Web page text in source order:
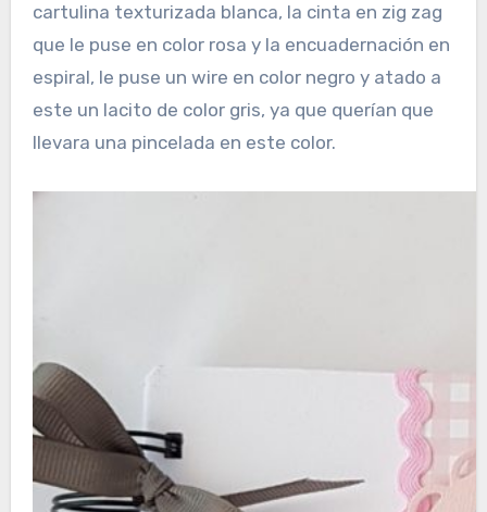
cartulina texturizada blanca, la cinta en zig zag
que le puse en color rosa y la encuadernación en
espiral, le puse un wire en color negro y atado a
este un lacito de color gris, ya que querían que
llevara una pincelada en este color.